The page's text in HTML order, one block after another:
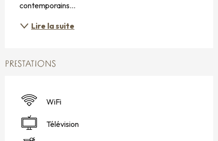
contemporains...
Lire la suite
PRESTATIONS
WiFi
Télévision